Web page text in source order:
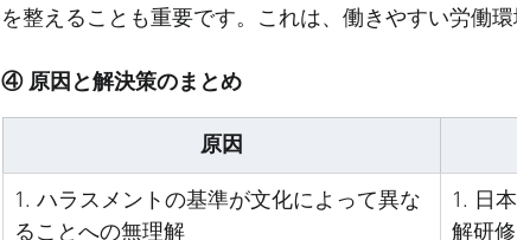
を整えることも重要です。これは、働きやすい労働
④ 原因と解決策のまとめ
原因
1. ハラスメントの基準が文化によって異な
ることへの無理解
1. 日
解研